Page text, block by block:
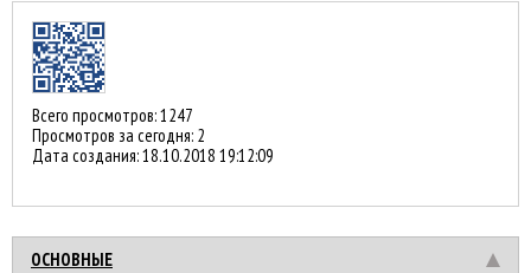
Всего просмотров: 1247
Просмотров за сегодня: 2
Дата создания:18.10.2018 19:12:09
ОСНОВНЫЕ